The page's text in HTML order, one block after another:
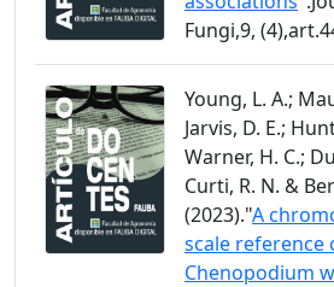
Fungi,9,
Young, L. A.;
Jarvis, D. E.;
Warner, H. C.;
Curti, R. N. &
(2023)."A
scale reference
Chenopodium